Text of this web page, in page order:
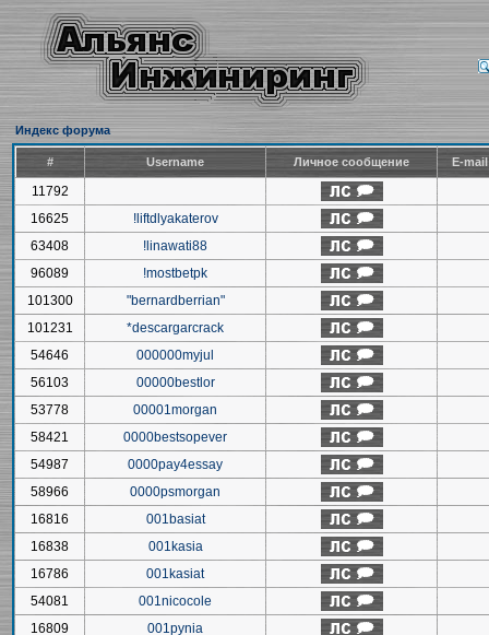
Индекс форума
# Username Личное сообщение E-
11792
16625
!liftdlyakaterov
63408
!linawati88
96089
!mostbetpk
101300
"bernardberrian"
101231
*descargarcrack
54646
000000myjul
56103
00000bestlor
53778
00001morgan
58421
0000bestsopever
54987
0000pay4essay
58966
0000psmorgan
16816
001basiat
16838
001kasia
16786
001kasiat
54081
001nicocole
16809
001pynia